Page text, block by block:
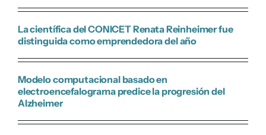
La científica del CONICET Renata Reinheimer fue
distinguida como emprendedora del año
Modelo computacional basado en
electroencefalograma predice la progresión del
Alzheimer